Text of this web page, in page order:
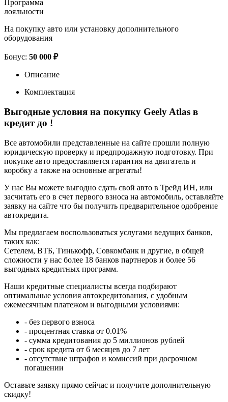
Программа
лояльности
На покупку авто или установку дополнительного
оборудования
Бонус: 50 000 ₽
Описание
Комплектация
Выгодные условия на покупку Geely Atlas в
кредит до !
Все автомобили представленные на сайте прошли полную
юридическую проверку и предпродажную подготовку. При
покупке авто предоставляется гарантия на двигатель и
коробку а также на основные агрегаты!
У нас Вы можете выгодно сдать свой авто в Трейд ИН, или
засчитать его в счет первого взноса на автомобиль, оставляйте
заявку на сайте что бы получить предварительное одобрение
автокредита.
Мы предлагаем воспользоваться услугами ведущих банков,
таких как:
Сетелем, ВТБ, Тинькофф, Совкомбанк и другие, в общей
сложности у нас более 18 банков партнеров и более 56
выгодных кредитных программ.
Наши кредитные специалисты всегда подбирают
оптимальные условия автокредитования, с удобным
ежемесячным платежом и выгодными условиями:
- без первого взноса
- процентная ставка от 0.01%
- сумма кредитования до 5 миллионов рублей
- срок кредита от 6 месяцев до 7 лет
- отсутствие штрафов и комиссий при досрочном
погашении
Оставьте заявку прямо сейчас и получите дополнительную
скидку!